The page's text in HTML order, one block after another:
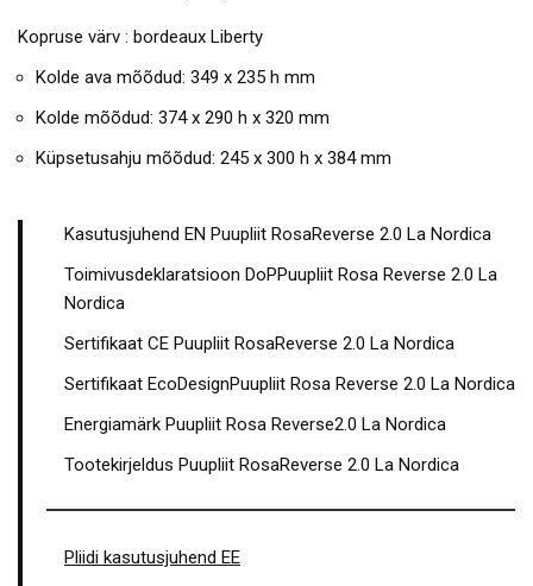
Kopruse värv : bordeaux Liberty
Kolde ava mõõdud: 349 x 235 h mm
Kolde mõõdud: 374 x 290 h x 320 mm
Küpsetusahju mõõdud: 245 x 300 h x 384 mm
Kasutusjuhend EN Puupliit RosaReverse 2.0 La Nordica
Toimivusdeklaratsioon DoPPuupliit Rosa Reverse 2.0 La
Nordica
Sertifikaat CE Puupliit RosaReverse 2.0 La Nordica
Sertifikaat EcoDesignPuupliit Rosa Reverse 2.0 La Nordica
Energiamärk Puupliit Rosa Reverse2.0 La Nordica
Tootekirjeldus Puupliit RosaReverse 2.0 La Nordica
Pliidi kasutusjuhend EE